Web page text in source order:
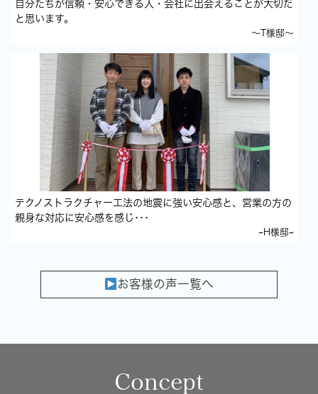
自分たちが信頼・安心できる人・会社に出会えることが大切だ
と思います。
～T様邸～
テクノストラクチャー工法の地震に強い安心感と、営業の方の
親身な対応に安心感を感じ･･･
~H様邸~
お客様の声一覧へ
Concept